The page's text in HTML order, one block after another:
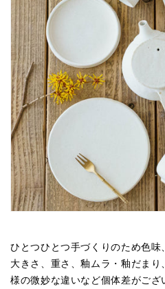
ひとつひとつ手づくりのため色味
大きさ、重さ、釉ムラ・釉だま
様の微妙な違いなど個体差がご